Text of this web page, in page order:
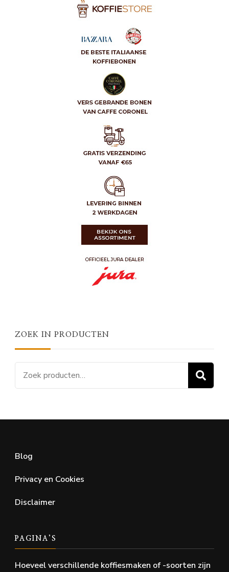
ZOEK IN PRODUCTEN
Zoeken
naar:
Blog
Privacy en Cookies
Disclaimer
PAGINA’S
Hoeveel verschillende koffiesmaken of -soorten zijn